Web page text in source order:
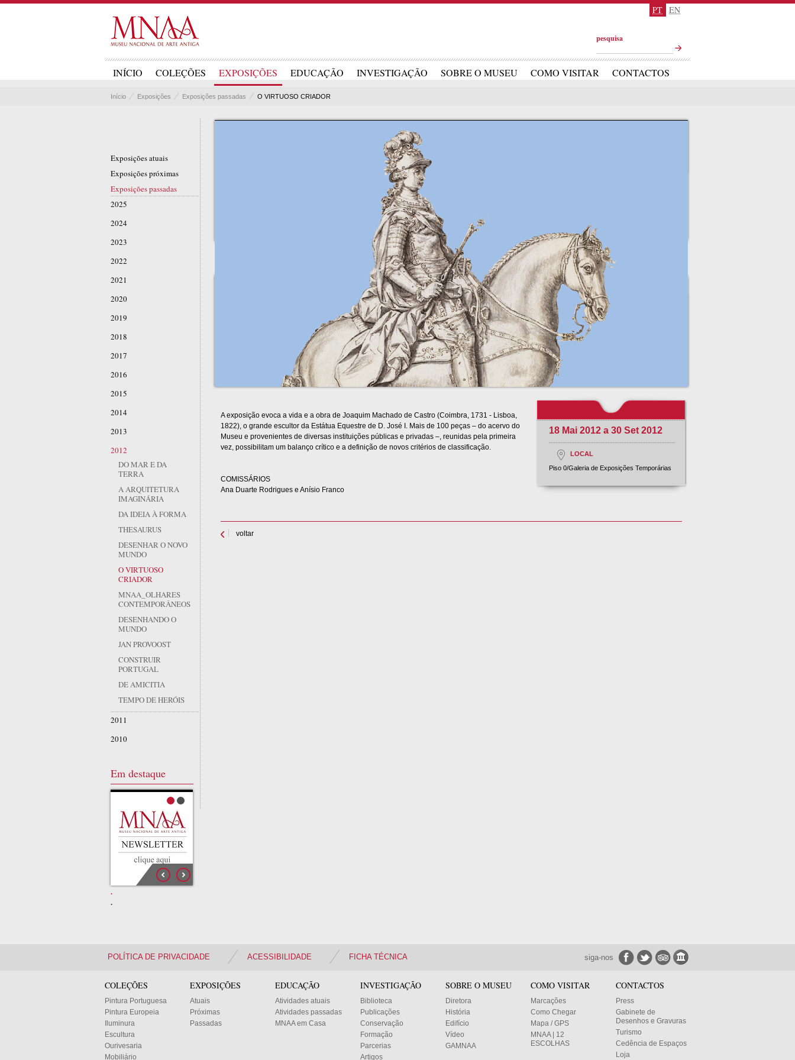
PT EN
pesquisa
INÍCIO COLEÇÕES EXPOSIÇÕES EDUCAÇÃO INVESTIGAÇÃO SOBRE O MUSEU COMO VISITAR CONTACTOS
Início Exposições Exposições passadas O VIRTUOSO CRIADOR
A exposição evoca a vida e a obra de Joaquim Machado de Castro (Coimbra, 1731 - Lisboa,
1822), o grande escultor da Estátua Equestre de D. José I. Mais de 100 peças – do acervo do
Museu e provenientes de diversas instituições públicas e privadas –, reunidas pela primeira
vez, possibilitam um balanço crítico e a definição de novos critérios de classificação.
COMISSÁRIOS
Ana Duarte Rodrigues e Anísio Franco
18 Mai 2012 a 30 Set 2012
LOCAL
Piso 0/Galeria de Exposições Temporárias
voltar
Exposições atuais
Exposições próximas
Exposições passadas
2025
2024
2023
2022
2021
2020
2019
2018
2017
2016
2015
2014
2013
2012
DO MAR E DA
TERRA
A ARQUITETURA
IMAGINÁRIA
DA IDEIA À FORMA
THESAURUS
DESENHAR O NOVO
MUNDO
O VIRTUOSO
CRIADOR
MNAA_OLHARES
CONTEMPORÂNEOS
DESENHANDO O
MUNDO
JAN PROVOOST
CONSTRUIR
PORTUGAL
DE AMICITIA
TEMPO DE HERÓIS
2011
2010
Em destaque
.
.
POLÍTICA DE PRIVACIDADE ACESSIBILIDADE FICHA TÉCNICA siga-nos
COLEÇÕES
Pintura Portuguesa
Pintura Europeia
Iluminura
Escultura
Ourivesaria
Mobiliário
EXPOSIÇÕES
Atuais
Próximas
Passadas
EDUCAÇÃO
Atividades atuais
Atividades passadas
MNAA em Casa
INVESTIGAÇÃO
Biblioteca
Publicações
Conservação
Formação
Parcerias
Artigos
SOBRE O MUSEU
Diretora
História
Edifício
Vídeo
GAMNAA
COMO VISITAR
Marcações
Como Chegar
Mapa / GPS
MNAA | 12
ESCOLHAS
CONTACTOS
Press
Gabinete de
Desenhos e Gravuras
Turismo
Cedência de Espaços
Loja